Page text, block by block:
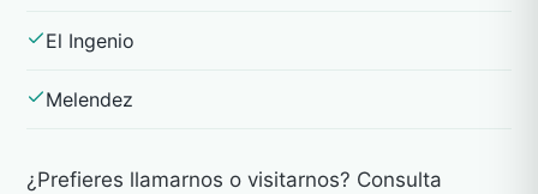
El Ingenio
Melendez
¿Prefieres llamarnos o visitarnos? Consulta